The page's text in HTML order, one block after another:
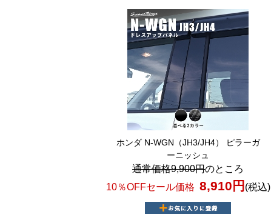
ホンダ N-WGN（JH3/JH4） ピラーガ
ーニッシュ
通常価格9,900円のところ
10％OFFセール価格 8,910円 (税込)